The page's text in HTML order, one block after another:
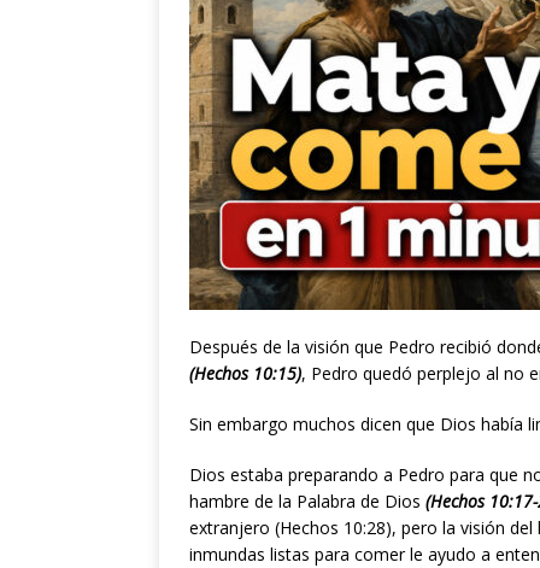
Después de la visión que Pedro recibió
(Hechos 10:15), Pedro quedó perplejo al no
Sin embargo muchos dicen que Dios había
Dios estaba preparando a Pedro para que
hambre de la Palabra de Dios (Hechos
extranjero (Hechos 10:28), pero la visión
inmundas listas para comer le ayudo a